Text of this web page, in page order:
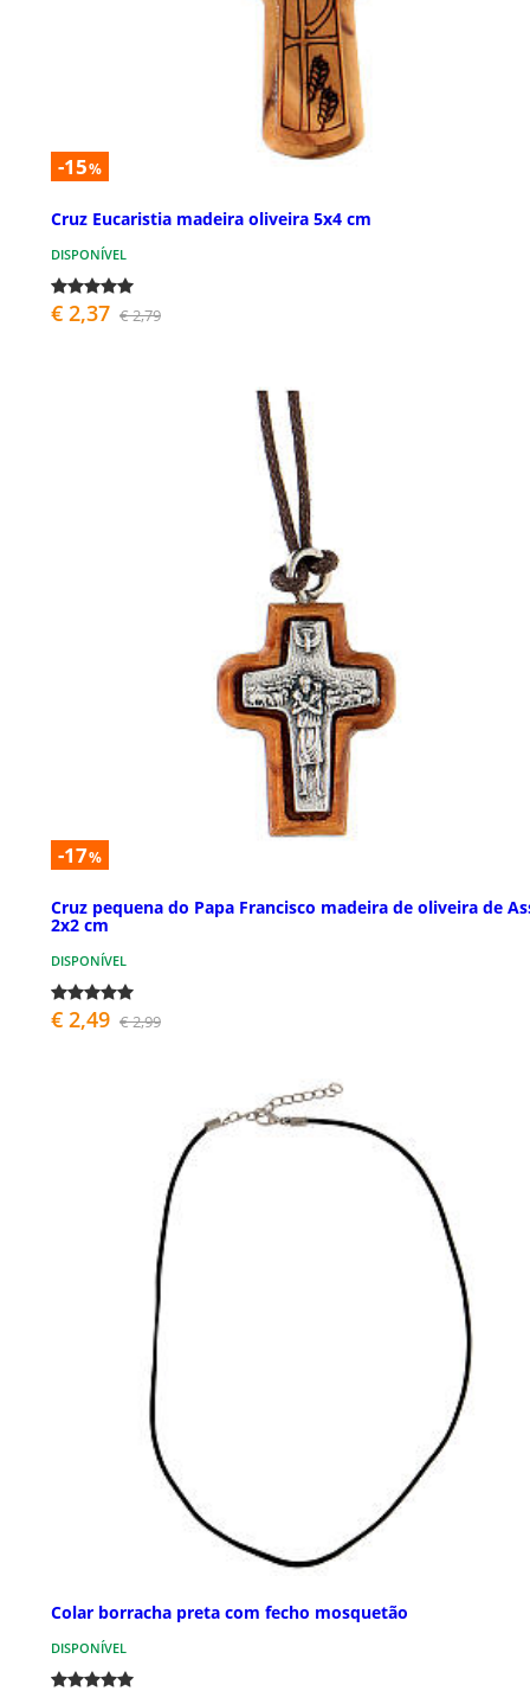
-15%
Cruz Eucaristia madeira oliveira 5x4 cm
DISPONÍVEL
€ 2,37 € 2,79
-17%
Cruz pequena do Papa Francisco madeira de oliveira de
2x2 cm
DISPONÍVEL
€ 2,49 € 2,99
Colar borracha preta com fecho mosquetão
DISPONÍVEL